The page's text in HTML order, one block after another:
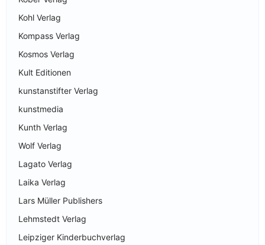
Kohl Verlag
Kompass Verlag
Kosmos Verlag
Kult Editionen
kunstanstifter Verlag
kunstmedia
Kunth Verlag
Wolf Verlag
Lagato Verlag
Laika Verlag
Lars Müller Publishers
Lehmstedt Verlag
Leipziger Kinderbuchverlag